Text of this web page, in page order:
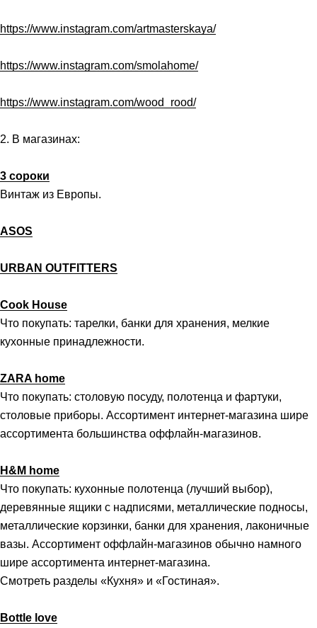
https://www.instagram.com/artmasterskaya/
https://www.instagram.com/smolahome/
https://www.instagram.com/wood_rood/
2. В магазинах:
3 сороки
Винтаж из Европы.
ASOS
URBAN OUTFITTERS
Cook House
Что покупать: тарелки, банки для хранения, мелкие
кухонные принадлежности.
ZARA home
Что покупать: столовую посуду, полотенца и фартуки,
столовые приборы. Ассортимент интернет-магазина шире
ассортимента большинства оффлайн-магазинов.
H&M home
Что покупать: кухонные полотенца (лучший выбор),
деревянные ящики с надписями, металлические подносы,
металлические корзинки, банки для хранения, лаконичные
вазы. Ассортимент оффлайн-магазинов обычно намного
шире ассортимента интернет-магазина.
Смотреть разделы «Кухня» и «Гостиная».
Bottle love